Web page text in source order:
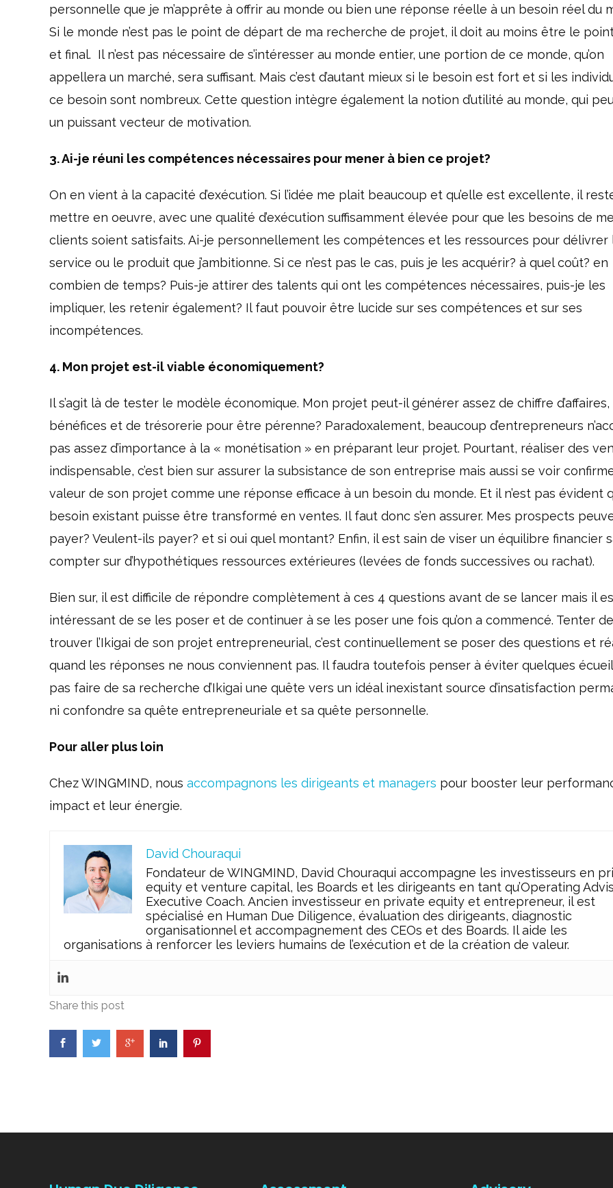
personnelle que je m’apprête à offrir au monde ou bien une réponse réelle à un besoin réel du
Si le monde n’est pas le point de départ de ma recherche de projet, il doit au moins être le
et final. Il n’est pas nécessaire de s’intéresser au monde entier, une portion de ce monde, qu’on
appellera un marché, sera suffisant. Mais c’est d’autant mieux si le besoin est fort et si les
ce besoin sont nombreux. Cette question intègre également la notion d’utilité au monde, qui
un puissant vecteur de motivation.
3. Ai-je réuni les compétences nécessaires pour mener à bien ce projet?
On en vient à la capacité d’exécution. Si l’idée me plait beaucoup et qu’elle est excellente, il
mettre en oeuvre, avec une qualité d’exécution suffisamment élevée pour que les besoins de
clients soient satisfaits. Ai-je personnellement les compétences et les ressources pour délivrer
service ou le produit que j’ambitionne. Si ce n’est pas le cas, puis je les acquérir? à quel coût? en
combien de temps? Puis-je attirer des talents qui ont les compétences nécessaires, puis-je les
impliquer, les retenir également? Il faut pouvoir être lucide sur ses compétences et sur ses
incompétences.
4. Mon projet est-il viable économiquement?
Il s’agit là de tester le modèle économique. Mon projet peut-il générer assez de chiffre d’affaires,
bénéfices et de trésorerie pour être pérenne? Paradoxalement, beaucoup d’entrepreneurs
pas assez d’importance à la « monétisation » en préparant leur projet. Pourtant, réaliser des
indispensable, c’est bien sur assurer la subsistance de son entreprise mais aussi se voir
valeur de son projet comme une réponse efficace à un besoin du monde. Et il n’est pas évident
besoin existant puisse être transformé en ventes. Il faut donc s’en assurer. Mes prospects
payer? Veulent-ils payer? et si oui quel montant? Enfin, il est sain de viser un équilibre financier
compter sur d’hypothétiques ressources extérieures (levées de fonds successives ou rachat).
Bien sur, il est difficile de répondre complètement à ces 4 questions avant de se lancer mais il
intéressant de se les poser et de continuer à se les poser une fois qu’on a commencé. Tenter de
trouver l’Ikigai de son projet entrepreneurial, c’est continuellement se poser des questions et
quand les réponses ne nous conviennent pas. Il faudra toutefois penser à éviter quelques
pas faire de sa recherche d’Ikigai une quête vers un idéal inexistant source d’insatisfaction
ni confondre sa quête entrepreneuriale et sa quête personnelle.
Pour aller plus loin
Chez WINGMIND, nous accompagnons les dirigeants et managers pour booster leur
impact et leur énergie.
David Chouraqui
Fondateur de WINGMIND, David Chouraqui accompagne les investisseurs en
equity et venture capital, les Boards et les dirigeants en tant qu’Operating
Executive Coach. Ancien investisseur en private equity et entrepreneur, il est
spécialisé en Human Due Diligence, évaluation des dirigeants, diagnostic
organisationnel et accompagnement des CEOs et des Boards. Il aide les
organisations à renforcer les leviers humains de l’exécution et de la création de valeur.
Share this post